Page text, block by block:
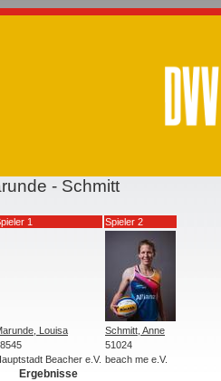
- Schmitt
1 Spieler 2
Louisa
Schmitt, Anne
51024
Beacher e.V. beach me e.V.
Ergebnisse